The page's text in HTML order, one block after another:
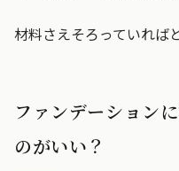
材料さえそろっていれば
ファンデーション
のがいい？